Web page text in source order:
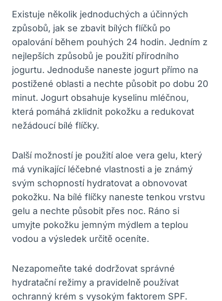
Existuje několik ⁢jednoduchých a účinných
způsobů, jak se zbavit bílých flíčků po
opalování během pouhých 24 ⁤hodin. Jedním z
nejlepších způsobů je použití přírodního
jogurtu. Jednoduše naneste jogurt přímo na
postižené oblasti a nechte ‌působit po dobu 20
minut. Jogurt obsahuje kyselinu mléčnou,
‍která pomáhá zklidnit pokožku a redukovat
nežádoucí bílé‌ flíčky.
Další možností ‌je použití aloe vera ‍gelu, který
má vynikající léčebné vlastnosti a je známý
svým schopností hydratovat a obnovovat
pokožku. Na bílé flíčky naneste tenkou vrstvu
gelu a nechte působit přes noc. Ráno si
umyjte pokožku jemným mýdlem a teplou
vodou a​ výsledek⁣ určitě oceníte.
Nezapomeňte také dodržovat správné
hydratační ⁢režimy a pravidelně používat
⁤ochranný‌ krém⁤ s vysokým faktorem SPF.